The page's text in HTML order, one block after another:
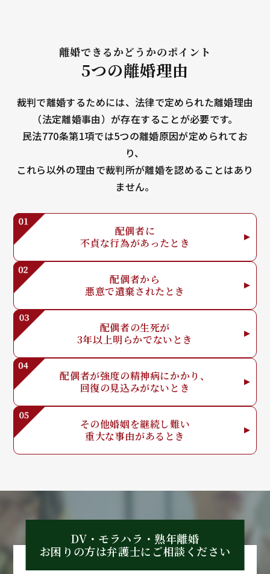
離婚できるかどうかのポイント
5つの離婚理由
裁判で離婚するためには、法律で定められた離婚理由
（法定離婚事由）が存在することが必要です。
民法770条第1項では5つの離婚原因が定められてお
り、
これら以外の理由で裁判所が離婚を認めることはあり
ません。
配偶者に
不貞な行為があったとき
配偶者から
悪意で遺棄されたとき
配偶者の生死が
3年以上明らかでないとき
配偶者が強度の精神病にかかり、
回復の見込みがないとき
その他婚姻を継続し難い
重大な事由があるとき
DV・モラハラ・熟年離婚
お困りの方は弁護士に ご相談ください